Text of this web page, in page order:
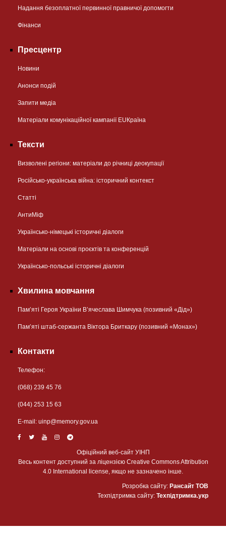
Надання безоплатної первинної правничої допомогти
Фінанси
Пресцентр
Новини
Анонси подій
Запити медіа
Матеріали комунікаційної кампанії EUКраїна
Тексти
Визволені регіони: матеріали до річниці деокупації
Російсько-українська війна: історичний контекст
Статті
АнтиМіф
Українсько-німецькі історичні діалоги
Матеріали на основі проєктів та конференцій
Українсько-польські історичні діалоги
Хвилина мовчання
Пам’яті Героя України В’ячеслава Шимчука (позивний «Дід»)
Пам’яті штаб-сержанта Віктора Бриткару (позивний «Монах»)
Контакти
Телефон:
(068) 239 45 76
(044) 253 15 63
Е-mail: uinp@memory.gov.ua
Офіційний веб-сайт УІНП
Весь контент доступний за ліцензією Creative Commons Attribution
4.0 International license, якщо не зазначено інше.
Розробка сайту: Рансайт ТОВ
Техпідтримка сайту: Техпідтримка.укр